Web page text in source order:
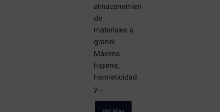
almacenamiento
de
materiales a
granel
Máxima
higiene,
hermeticidad
y...